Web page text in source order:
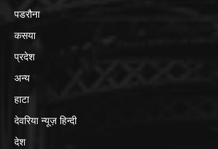
पडरौना
कसया
प्रदेश
अन्य
हाटा
देवरिया न्यूज़ हिन्दी
देश